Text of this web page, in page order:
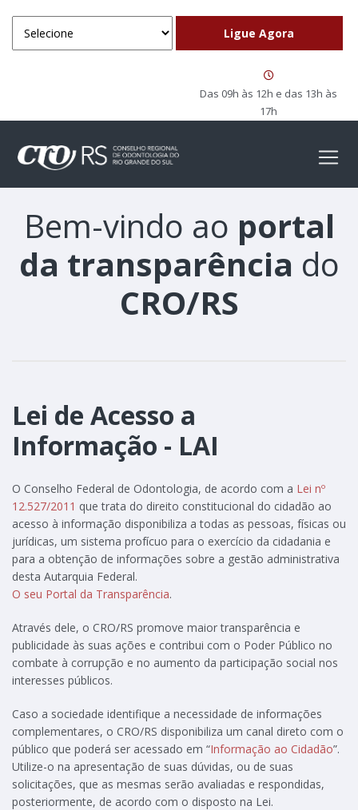
Das 09h às 12h e das 13h às
17h
Bem-vindo ao portal
da transparência do
CRO/RS
Lei de Acesso a
Informação - LAI
O Conselho Federal de Odontologia, de acordo com a Lei nº
12.527/2011 que trata do direito constitucional do cidadão ao
acesso à informação disponibiliza a todas as pessoas, físicas ou
jurídicas, um sistema profícuo para o exercício da cidadania e
para a obtenção de informações sobre a gestão administrativa
desta Autarquia Federal.
O seu Portal da Transparência.
Através dele, o CRO/RS promove maior transparência e
publicidade às suas ações e contribui com o Poder Público no
combate à corrupção e no aumento da participação social nos
interesses públicos.
Caso a sociedade identifique a necessidade de informações
complementares, o CRO/RS disponibiliza um canal direto com o
público que poderá ser acessado em “Informação ao Cidadão”.
Utilize-o na apresentação de suas dúvidas, ou de suas
solicitações, que as mesmas serão avaliadas e respondidas,
posteriormente, de acordo com o disposto na Lei.